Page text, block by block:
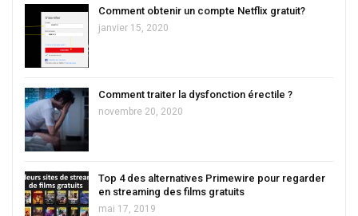
Comment obtenir un compte Netflix gratuit?
janvier 15, 2020
Comment traiter la dysfonction érectile ?
novembre 20, 2020
Top 4 des alternatives Primewire pour regarder
en streaming des films gratuits
mai 17, 2019